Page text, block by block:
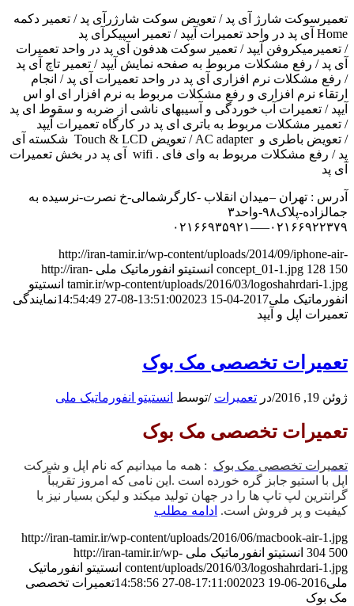
تعمیرسوکت شارژ آی پد / تعویض سوکت شارژرآی پد / تعمیر دکمه
Home آی پد در واحد تعمیرات آیپد / تعمیر اسپیکرآی پد
/ تعمیرمیکروفن آیپد / تعمیر سوکت هدفون آی پد در واحد تعمیرات
آی پد / رفع مشکلات مربوط به صفحه نمایش آیپد / تعمیر تاچ آی پد
/ رفع مشکلات نرم افزاری آی پد در واحد تعمیرات آی پد / انجام
ارتقاء نرم افزاری و رفع مشکلات مربوط به نرم افزار ای او اس
آیپد / تعمیرات آب خوردگی و آسیبهای ناشی از ضربه و سقوط ای پد
/ تعمیر مشکلات مربوط به باتری ای پد در کارگاه تعمیرات آیپد
/ تعویض باطری و AC adapter / تعویض Touch & LCD شکسته آی
پد / رفع مشکلات مربوط به وای فای . wifi آی پد در بخش تعمیرات
آی پد
آدرس : تهران –میدان انقلاب -کارگرشمالی-خ نصرت-نرسیده به
جمالزاده-پلاک۹۸-واحد۳
۰۲۱۶۶۹۲۲۳۷۹—–۰۲۱۶۶۹۳۵۹۲۱
http://iran-tamir.ir/wp-content/uploads/2014/09/iphone-air-
concept_01-1.jpg 128 150 انستیتو انفورماتیک ملی http://iran-
tamir.ir/wp-content/uploads/2016/03/logoshahrdari-1.jpg انستیتو
انفورماتیک ملی2017-04-15 13:51:00
2023-08-27 14:54:49
نمایندگی
تعمیرات اپل و آیپد
تعمیرات تخصصی مک بوک
ژوئن 19, 2016 /در تعمیرات /توسط انستیتو انفورماتیک ملی
تعمیرات تخصصی مک بوک
تعمیرات تخصصی مک بوک : همه ما میدانیم که نام اپل و شرکت
اپل با استیو جابز گره خورده است .این نامی که امروز تقریباً
گرانترین لپ تاپ ها را در جهان تولید میکند و لیکن بسیار نیز با
کیفیت و پر فروش است. ادامه مطلب
http://iran-tamir.ir/wp-content/uploads/2016/06/macbook-air-1.jpg
304 500 انستیتو انفورماتیک ملی http://iran-tamir.ir/wp-
content/uploads/2016/03/logoshahrdari-1.jpg انستیتو انفورماتیک
ملی2016-06-19 17:11:00
2023-08-27 14:58:56
تعمیرات تخصصی
مک بوک